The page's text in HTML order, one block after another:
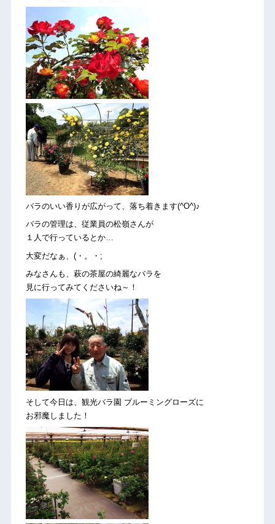
バラのいい香りが広がって、落ち着きます(^O^)♪
バラの管理は、従業員の松嶺さんが
１人で行っているとか…
大変だなぁ、(・。・;
みなさんも、萩の茶屋の綺麗なバラを
見に行ってみてくださいね～！
そして今日は、観光バラ園 ブルーミングローズに
お邪魔しました！